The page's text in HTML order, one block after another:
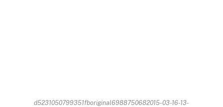
d5231050799351fboriginal6988750682015-03-16-13-